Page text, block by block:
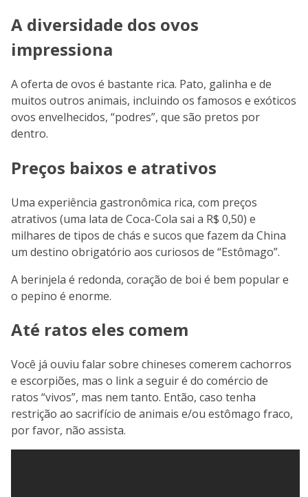
A diversidade dos ovos
impressiona
A oferta de ovos é bastante rica. Pato, galinha e de
muitos outros animais, incluindo os famosos e exóticos
ovos envelhecidos, “podres”, que são pretos por
dentro.
Preços baixos e atrativos
Uma experiência gastronômica rica, com preços
atrativos (uma lata de Coca-Cola sai a R$ 0,50) e
milhares de tipos de chás e sucos que fazem da China
um destino obrigatório aos curiosos de “Estômago”.
A berinjela é redonda, coração de boi é bem popular e
o pepino é enorme.
Até ratos eles comem
Você já ouviu falar sobre chineses comerem cachorros
e escorpiões, mas o link a seguir é do comércio de
ratos “vivos”, mas nem tanto. Então, caso tenha
restrição ao sacrifício de animais e/ou estômago fraco,
por favor, não assista.